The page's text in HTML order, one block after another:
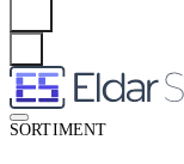
SORTIMENT